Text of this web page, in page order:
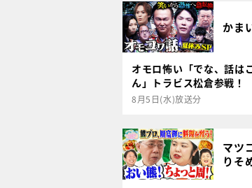
かま
オモロ怖い「でな、話は
ん」トラビス松倉参戦！
8月5日(水)放送分
マツ
りそ